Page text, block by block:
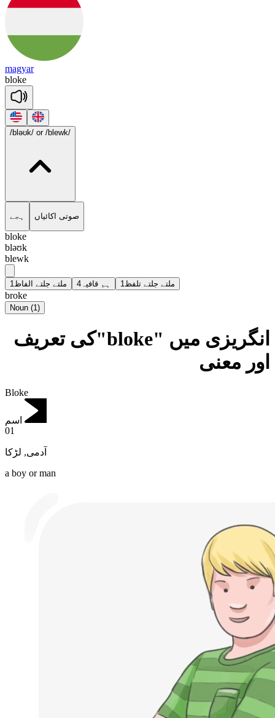
magyar
bloke
/bləʊk/ or /blewk/
ہجے صوتی اکائیاں
bloke
bləʊk
blewk
ملتے جلتے الفاظ 1 ہم قافیہ 4 ملتے جلتے تلفظ 1
broke
Noun (1)
انگریزی میں "bloke"کی تعریف
اور معنی
Bloke
اسم
01
آدمی, لڑکا
a boy or man